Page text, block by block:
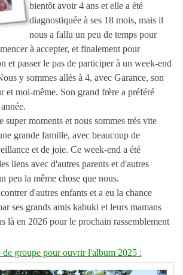
bientôt avoir 4 ans et elle a été
diagnostiquée à ses 18 mois, mais il
nous a fallu un peu de temps pour
à accepter, et finalement pour
et passer le pas de participer à un week-end
y sommes allés à 4, avec Garance, son
et moi-même. Son grand frère a préféré
super moments et nous sommes très vite
grande famille, avec beaucoup de
et de joie. Ce week-end a été
liens avec d'autres parents et d'autres
peu la même chose que nous.
d'autres enfants et a eu la chance
ses grands amis kabuki et leurs mamans
là en 2026 pour le prochain rassemblement
groupe pour ouvrir l'album 2025 :